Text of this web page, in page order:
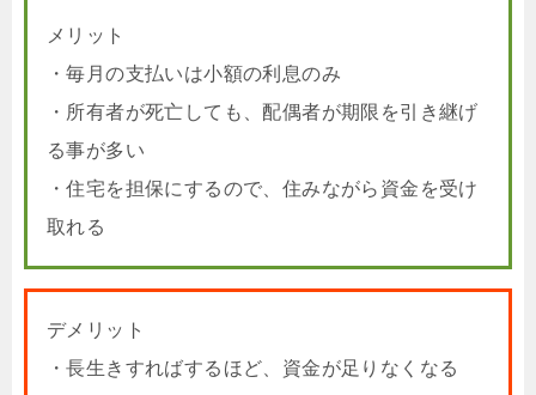
メリット
・毎月の支払いは小額の利息のみ
・所有者が死亡しても、配偶者が期限を引き継げ
る事が多い
・住宅を担保にするので、住みながら資金を受け
取れる
デメリット
・長生きすればするほど、資金が足りなくなる